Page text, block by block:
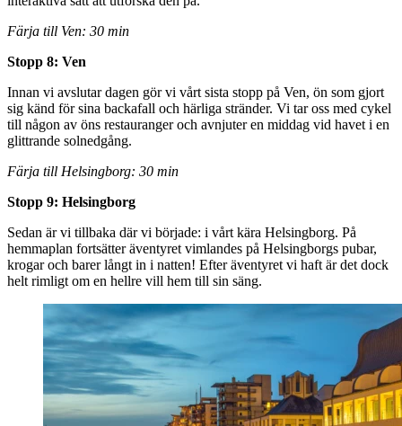
Färja till Ven: 30 min
Stopp 8: Ven
Innan vi avslutar dagen gör vi vårt sista stopp på Ven, ön som gjort
sig känd för sina backafall och härliga stränder. Vi tar oss med cykel
till någon av öns restauranger och avnjuter en middag vid havet i en
glittrande solnedgång.
Färja till Helsingborg: 30 min
Stopp 9: Helsingborg
Sedan är vi tillbaka där vi började: i vårt kära Helsingborg. På
hemmaplan fortsätter äventyret vimlandes på Helsingborgs pubar,
krogar och barer långt in i natten! Efter äventyret vi haft är det dock
helt rimligt om en hellre vill hem till sin säng.